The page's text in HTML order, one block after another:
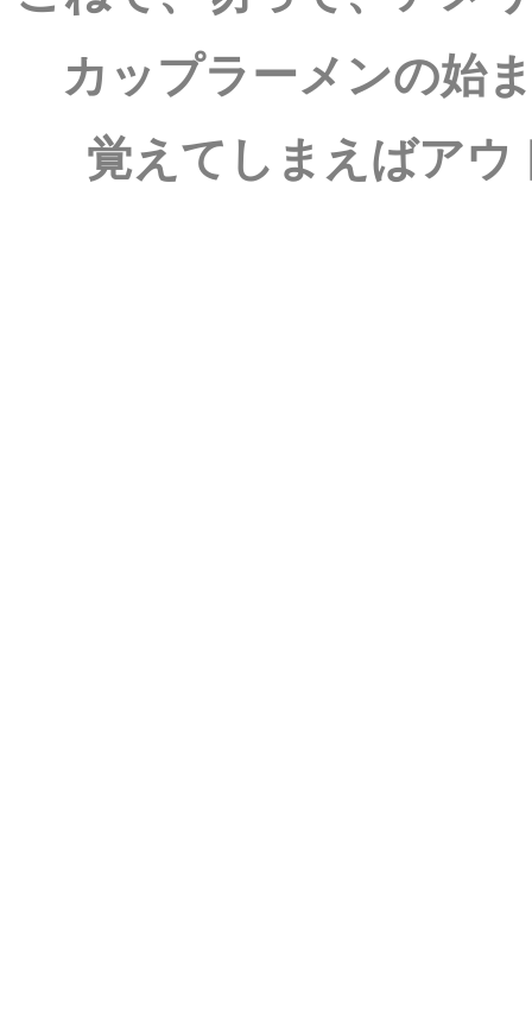
カップラーメンの始
覚えてしまえばアウ